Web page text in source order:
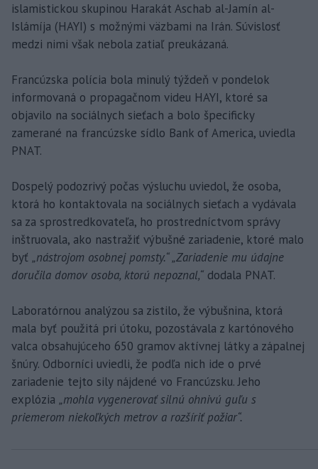
islamistickou skupinou Harakát Aschab al-Jamín al-
Islámíja (HAYI) s možnými väzbami na Irán. Súvislosť
medzi nimi však nebola zatiaľ preukázaná.
Francúzska polícia bola minulý týždeň v pondelok
informovaná o propagačnom videu HAYI, ktoré sa
objavilo na sociálnych sieťach a bolo špecificky
zamerané na francúzske sídlo Bank of America, uviedla
PNAT.
Dospelý podozrivý počas výsluchu uviedol, že osoba,
ktorá ho kontaktovala na sociálnych sieťach a vydávala
sa za sprostredkovateľa, ho prostredníctvom správy
inštruovala, ako nastražiť výbušné zariadenie, ktoré malo
byť „nástrojom osobnej pomsty.“ „Zariadenie mu údajne
doručila domov osoba, ktorú nepoznal,“ dodala PNAT.
Laboratórnou analýzou sa zistilo, že výbušnina, ktorá
mala byť použitá pri útoku, pozostávala z kartónového
valca obsahujúceho 650 gramov aktívnej látky a zápalnej
šnúry. Odborníci uviedli, že podľa nich ide o prvé
zariadenie tejto sily nájdené vo Francúzsku. Jeho
explózia „mohla vygenerovať silnú ohnivú guľu s
priemerom niekoľkých metrov a rozšíriť požiar“.